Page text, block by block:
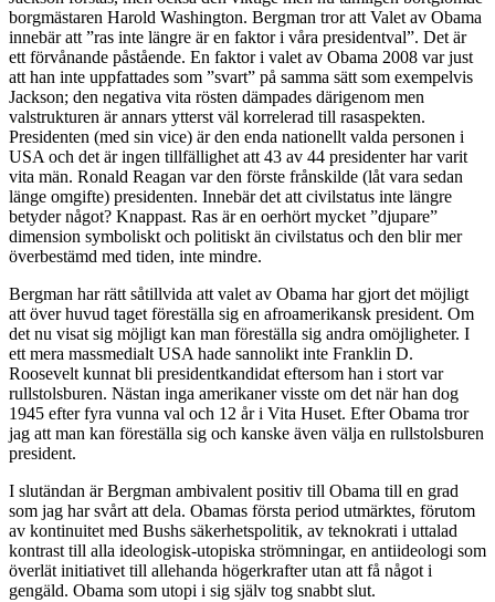
borgmästaren Harold Washington. Bergman tror att Valet av Obama
innebär att ”ras inte längre är en faktor i våra presidentval”. Det är
ett förvånande påstående. En faktor i valet av Obama 2008 var just
att han inte uppfattades som ”svart” på samma sätt som exempelvis
Jackson; den negativa vita rösten dämpades därigenom men
valstrukturen är annars ytterst väl korrelerad till rasaspekten.
Presidenten (med sin vice) är den enda nationellt valda personen i
USA och det är ingen tillfällighet att 43 av 44 presidenter har varit
vita män. Ronald Reagan var den förste frånskilde (låt vara sedan
länge omgifte) presidenten. Innebär det att civilstatus inte längre
betyder något? Knappast. Ras är en oerhört mycket ”djupare”
dimension symboliskt och politiskt än civilstatus och den blir mer
överbestämd med tiden, inte mindre.
Bergman har rätt såtillvida att valet av Obama har gjort det möjligt
att över huvud taget föreställa sig en afroamerikansk president. Om
det nu visat sig möjligt kan man föreställa sig andra omöjligheter. I
ett mera massmedialt USA hade sannolikt inte Franklin D.
Roosevelt kunnat bli presidentkandidat eftersom han i stort var
rullstolsburen. Nästan inga amerikaner visste om det när han dog
1945 efter fyra vunna val och 12 år i Vita Huset. Efter Obama tror
jag att man kan föreställa sig och kanske även välja en rullstolsburen
president.
I slutändan är Bergman ambivalent positiv till Obama till en grad
som jag har svårt att dela. Obamas första period utmärktes, förutom
av kontinuitet med Bushs säkerhetspolitik, av teknokrati i uttalad
kontrast till alla ideologisk-utopiska strömningar, en antiideologi som
överlät initiativet till allehanda högerkrafter utan att få något i
gengäld. Obama som utopi i sig själv tog snabbt slut.